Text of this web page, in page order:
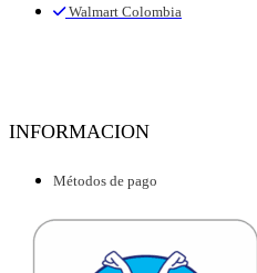
Walmart Colombia
INFORMACION
Métodos de pago